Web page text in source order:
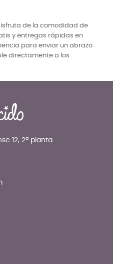
de la comodidad de
y entregas rápidas en
para enviar un abrazo
directamente a los
12, 2ª planta